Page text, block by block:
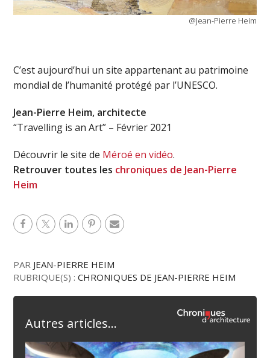
@Jean-Pierre Heim
C’est aujourd’hui un site appartenant au patrimoine
mondial de l’humanité protégé par l’UNESCO.
Jean-Pierre Heim, architecte
“Travelling is an Art” – Février 2021
Découvrir le site de Méroé en vidéo.
Retrouver toutes les chroniques de Jean-Pierre
Heim
PAR JEAN-PIERRE HEIM
RUBRIQUE(S) :CHRONIQUES DE JEAN-PIERRE HEIM
Autres articles...